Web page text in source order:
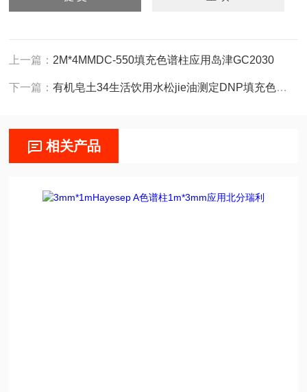
上一篇： 2M*4MMDC-550填充色谱柱应用岛津GC2030
下一篇：有机皂土34生活饮用水松jie油测定DNP填充色谱柱
相关产品